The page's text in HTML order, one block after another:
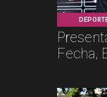
Fecha,